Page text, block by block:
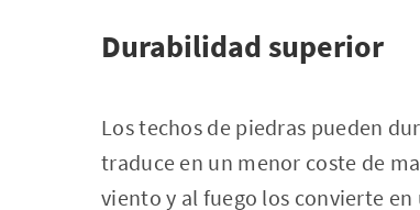
Durabilidad superior
Los techos de piedras pueden
traduce en un menor coste de
viento y al fuego los convierte